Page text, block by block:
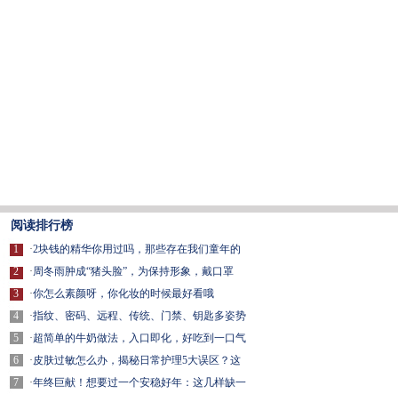
阅读排行榜
1
2
3
4
5
6
7
·2块钱的精华你用过吗，那些存在我们童年的
·周冬雨肿成“猪头脸”，为保持形象，戴口罩
·你怎么素颜呀，你化妆的时候最好看哦
·指纹、密码、远程、传统、门禁、钥匙多姿势
·超简单的牛奶做法，入口即化，好吃到一口气
·皮肤过敏怎么办，揭秘日常护理5大误区？这
·年终巨献！想要过一个安稳好年：这几样缺一